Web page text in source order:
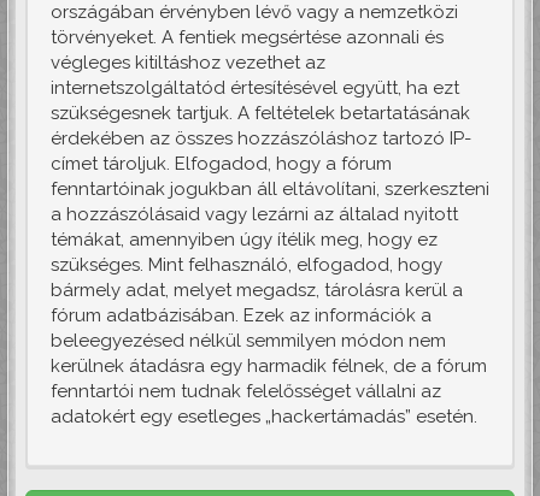
országában érvényben lévő vagy a nemzetközi
törvényeket. A fentiek megsértése azonnali és
végleges kitiltáshoz vezethet az
internetszolgáltatód értesítésével együtt, ha ezt
szükségesnek tartjuk. A feltételek betartatásának
érdekében az összes hozzászóláshoz tartozó IP-
címet tároljuk. Elfogadod, hogy a fórum
fenntartóinak jogukban áll eltávolítani, szerkeszteni
a hozzászólásaid vagy lezárni az általad nyitott
témákat, amennyiben úgy ítélik meg, hogy ez
szükséges. Mint felhasználó, elfogadod, hogy
bármely adat, melyet megadsz, tárolásra kerül a
fórum adatbázisában. Ezek az információk a
beleegyezésed nélkül semmilyen módon nem
kerülnek átadásra egy harmadik félnek, de a fórum
fenntartói nem tudnak felelősséget vállalni az
adatokért egy esetleges „hackertámadás” esetén.